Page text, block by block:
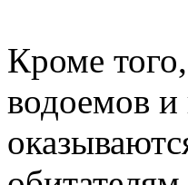
Кроме
водоемов